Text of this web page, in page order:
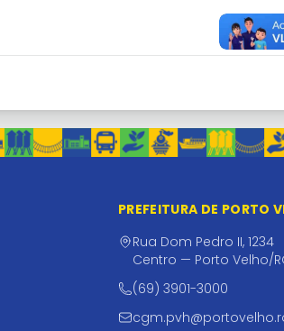
PREFEITURA DE PORTO
Rua Dom Pedro II, 1234
Centro — Porto Velho/
(69) 3901-3000